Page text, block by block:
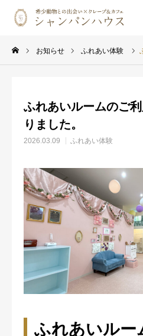
お知らせ ふれあい体験
ふれあいルームのご
りました。
2026.03.09 ふれあい体験
ふれあいルー
ホーム
触れ合い体験予約
ご予約確認・キャンセル
カフェメニュー
ペット同伴の方へ
イベント・オフ会
動物ギャラリー
メディア掲載
店舗案内